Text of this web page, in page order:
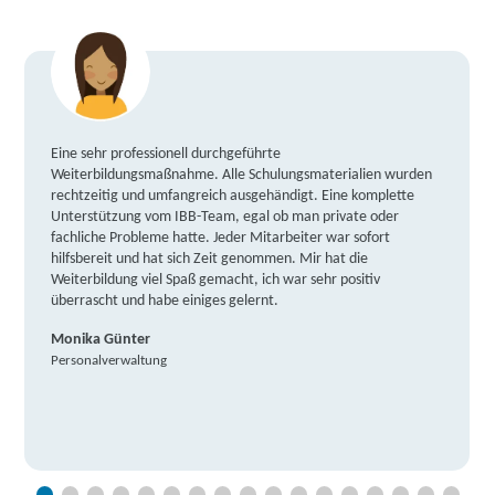
Eine sehr professionell durchgeführte
Weiterbildungsmaßnahme. Alle Schulungsmaterialien wurden
rechtzeitig und umfangreich ausgehändigt. Eine komplette
Unterstützung vom IBB-Team, egal ob man private oder
fachliche Probleme hatte. Jeder Mitarbeiter war sofort
hilfsbereit und hat sich Zeit genommen. Mir hat die
Weiterbildung viel Spaß gemacht, ich war sehr positiv
überrascht und habe einiges gelernt.
Monika Günter
Personalverwaltung